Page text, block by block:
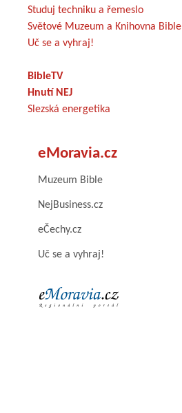
Studuj techniku a řemeslo
Světové Muzeum a Knihovna Bible
Uč se a vyhraj!
BibleTV
Hnutí NEJ
Slezská energetika
eMoravia.cz
Muzeum Bible
NejBusiness.cz
eČechy.cz
Uč se a vyhraj!